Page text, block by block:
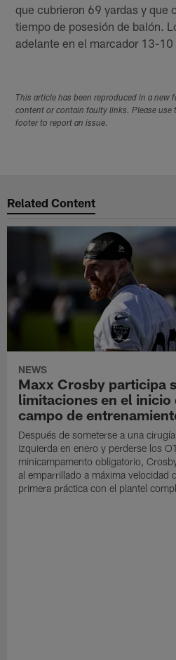
que cubrieron 69 yardas y que
tiempo de posesión de balón.
adelante en el marcador 13-10
This article has been reproduced in a new
content or contain faulty links. Please use
footer to report an issue.
Related Content
NEWS
Maxx Crosby participa
limitaciones en el inicio
campo de
Después de someterse a una
izquierda en enero y perderse los
minicampamento obligatorio,
al emparrillado a máxima velocidad
primera práctica con el plantel